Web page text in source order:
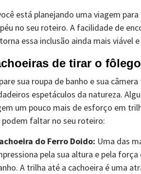
está planejando uma viagem
no seu roteiro. A facilidade de
essa inclusão ainda mais viável
de tirar o
sua roupa de banho e sua
espetáculos da natureza.
um pouco mais de esforço em
podem faltar no seu roteiro:
do Ferro Doido: Uma das
pela sua altura e pela
A trilha até a cachoeira é uma